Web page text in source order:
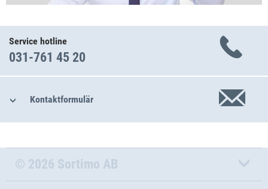
Service hotline
031-761 45 20
Kontaktformulär
© 2026 Sortimo AB